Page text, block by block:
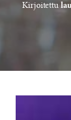
Kirjoitettu